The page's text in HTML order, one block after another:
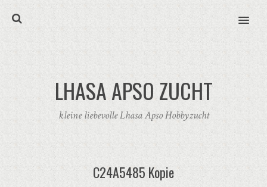
MENU
LHASA APSO ZUCHT
kleine liebevolle Lhasa Apso Hobbyzucht
C24A5485 Kopie